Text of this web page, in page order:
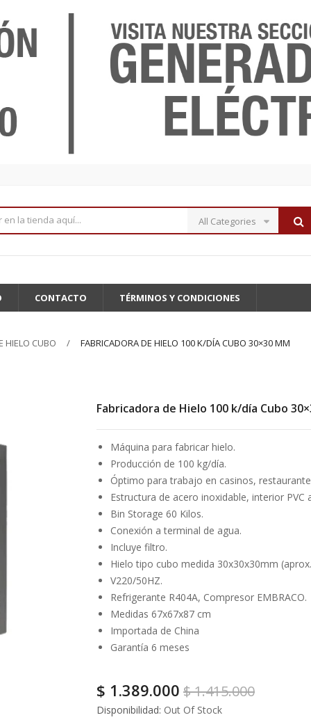
All Categories
CONTACTO TÉRMINOS Y CONDICIONES
HIELO CUBO FABRICADORA DE HIELO 100 K/DÍA CUBO 30×30 MM
Fabricadora de Hielo 100 k/día Cubo
Máquina para fabricar hielo.
Producción de 100 kg/día.
Óptimo para trabajo en casinos,
Estructura de acero inoxidable, interior PVC
Bin Storage 60 Kilos.
Conexión a terminal de agua.
Incluye filtro.
Hielo tipo cubo medida 30x30x30mm
V220/50HZ.
Refrigerante R404A, Compresor EMBRACO.
Medidas 67x67x87 cm
Importada de China
Garantía 6 meses
$1.415.000
$ 1.389.000
Disponibilidad: Out Of Stock